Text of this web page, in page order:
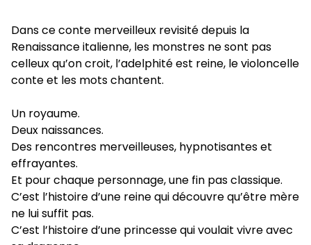
Dans ce conte merveilleux revisité depuis la
Renaissance italienne, les monstres ne sont pas
celleux qu’on croit, l’adelphité est reine, le violoncelle
conte et les mots chantent.
Un royaume.
Deux naissances.
Des rencontres merveilleuses, hypnotisantes et
effrayantes.
Et pour chaque personnage, une fin pas classique.
C’est l’histoire d’une reine qui découvre qu’être mère
ne lui suffit pas.
C’est l’histoire d’une princesse qui voulait vivre avec